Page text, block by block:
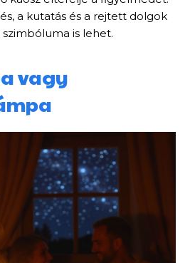
a kutatás és a rejtett dolgok
is lehet.
vagy